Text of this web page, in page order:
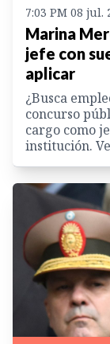
7:03 PM 08 jul.
Marina
jefe con
aplicar
¿Busca
concurso
cargo como
institución.